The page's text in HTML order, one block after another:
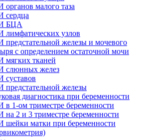
органов малого таза
сердца
БЦА
лимфатических узлов
предстательной железы и мочевого
с определением остаточной мочи
мягких тканей
слюнных желез
суставов
предстательной железы
диагностика при беременности
в 1-ом триместре беременности
на 2 и 3 триместре беременности
шейки матки при беременности